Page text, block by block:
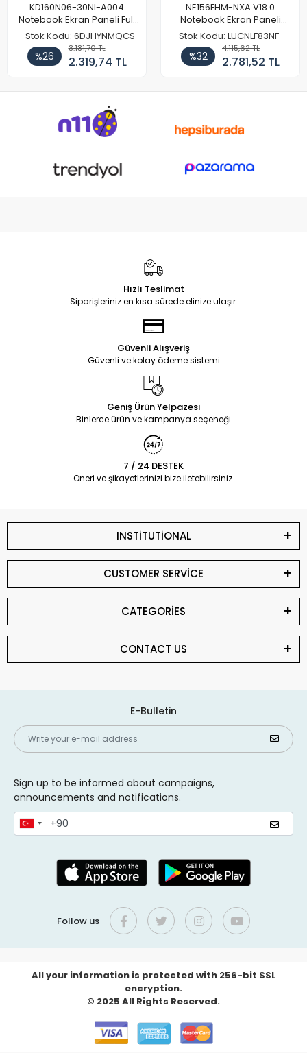
KD160N06-30NI-A004
Notebook Ekran Paneli Full
HD
Stok Kodu: 6DJHYNMQCS
%26
3.131,70 TL
2.319,74 TL
NE156FHM-NXA V18.0
Notebook Ekran Paneli
144Hz
Stok Kodu: LUCNLF83NF
%32
4.115,62 TL
2.781,52 TL
Hızlı Teslimat
Siparişleriniz en kısa sürede elinize ulaşır.
Güvenli Alışveriş
Güvenli ve kolay ödeme sistemi
Geniş Ürün Yelpazesi
Binlerce ürün ve kampanya seçeneği
7 / 24 DESTEK
Öneri ve şikayetlerinizi bize iletebilirsiniz.
INSTİTUTİONAL
CUSTOMER SERVİCE
CATEGORİES
CONTACT US
E-Bulletin
Sign up to be informed about campaigns,
announcements and notifications.
Follow us
All your information is protected with 256-bit SSL
encryption.
© 2025 All Rights Reserved.